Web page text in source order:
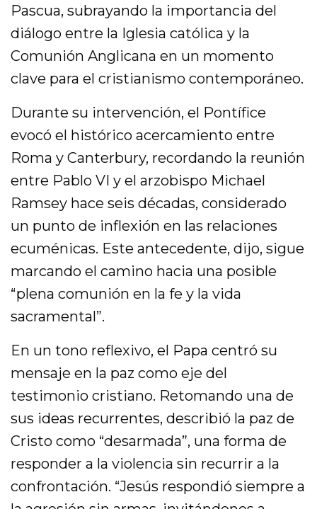
Pascua, subrayando la importancia del
diálogo entre la Iglesia católica y la
Comunión Anglicana en un momento
clave para el cristianismo contemporáneo.
Durante su intervención, el Pontífice
evocó el histórico acercamiento entre
Roma y Canterbury, recordando la reunión
entre Pablo VI y el arzobispo Michael
Ramsey hace seis décadas, considerado
un punto de inflexión en las relaciones
ecuménicas. Este antecedente, dijo, sigue
marcando el camino hacia una posible
“plena comunión en la fe y la vida
sacramental”.
En un tono reflexivo, el Papa centró su
mensaje en la paz como eje del
testimonio cristiano. Retomando una de
sus ideas recurrentes, describió la paz de
Cristo como “desarmada”, una forma de
responder a la violencia sin recurrir a la
confrontación. “Jesús respondió siempre a